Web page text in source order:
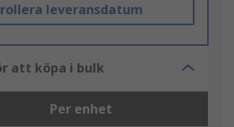
leveransdatum
att köpa i bulk
Per enhet